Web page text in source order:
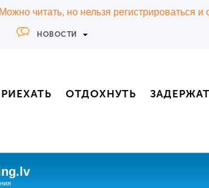
читать, но нельзя регистрироваться и
НОВОСТИ
ОТДОХНУТЬ